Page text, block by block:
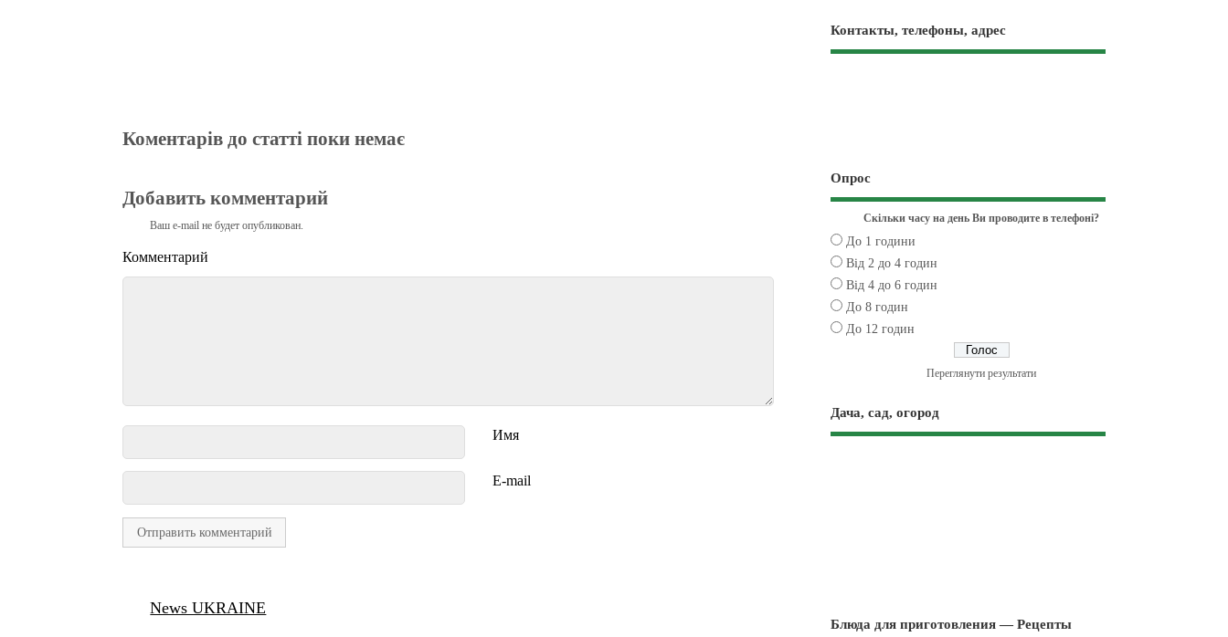
Коментарів до статті поки немає
Добавить комментарий
Ваш e-mail не будет опубликован.
Комментарий
Имя
E-mail
News UKRAINE
Контакты, телефоны, адрес
Опрос
Скільки часу на день Ви проводите в телефоні?
До 1 години
Від 2 до 4 годин
Від 4 до 6 годин
До 8 годин
До 12 годин
Переглянути результати
Дача, сад, огород
Блюда для приготовления — Рецепты